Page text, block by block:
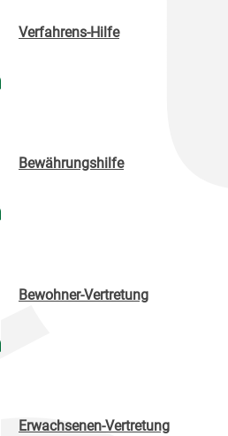
Verfahrens-Hilfe
Bewährungshilfe
Bewohner-Vertretung
Erwachsenen-Vertretung